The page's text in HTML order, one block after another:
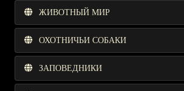
ЖИВОТНЫЙ МИР
ОХОТНИЧЬИ СОБАКИ
ЗАПОВЕДНИКИ